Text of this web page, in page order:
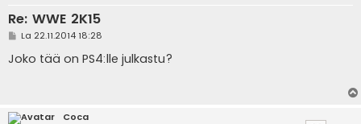
Re: WWE 2K15
V
e
s
La 22.11.2014 18:28
Joko tää on PS4:lle julkastu?
Coca